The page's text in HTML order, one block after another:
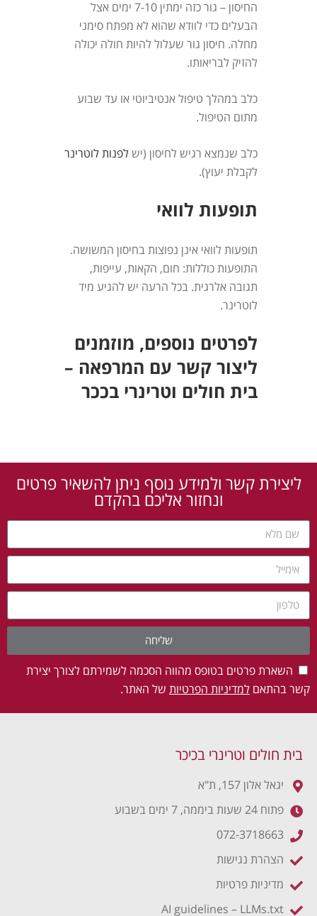
החיסון – גור כזה ימתין 7-10 ימים אצל
הבעלים כדי לוודא שהוא לא מפתח סימני
מחלה. חיסון גור שעלול להיות חולה יכולה
להזיק לבריאותו.
כלב במהלך טיפול אנטיביוטי או עד שבוע
מתום הטיפול.
כלב שנמצא רגיש לחיסון (יש לפנות לוטרינר
לקבלת יעוץ).
תופעות לוואי
תופעות לוואי אינן נפוצות בחיסון המשושה.
התופעות כוללות: חום, הקאות, עייפות,
תגובה אלרגית. בכל הרעה יש להגיע מיד
לוטרינר.
לפרטים נוספים, מוזמנים
ליצור קשר עם המרפאה –
בית חולים וטרינרי בככר
ליצירת קשר ולמידע נוסף ניתן להשאיר פרטים
ונחזור אליכם בהקדם
השארת פרטים בטופס מהווה הסכמה לשמירתם לצורך יצירת
קשר בהתאם למדיניות הפרטיות של האתר.
שליחה
בית חולים וטרינרי בכיכר
יגאל אלון 157, ת"א
פתוח 24 שעות ביממה, 7 ימים בשבוע
072-3718663
הצהרת נגישות
מדיניות פרטיות
AI guidelines – LLMs.txt